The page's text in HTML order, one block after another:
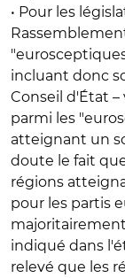
• Pour les
incluant donc
Conseil d'État –
parmi les
atteignant un
doute le fait
régions
pour les partis
indiqué dans
relevé que les